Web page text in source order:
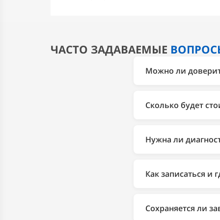
ЧАСТО ЗАДАВАЕМЫЕ
Можно ли
диагностики до
Сколько будет
соответствующем
Нужна ли
менять исправные
Как записаться и
(Автозаводская),
Сохраняется ли